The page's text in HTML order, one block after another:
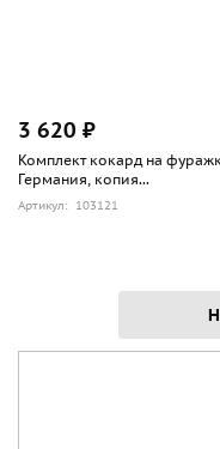
3 620 ₽
Комплект кокард на
Германия, копия...
Артикул: 103121